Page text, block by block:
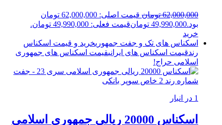
62,000,000 تومان
قیمت اصلی: 62,000,000 تومان
بود.49,990,000 تومانقیمت فعلی: 49,990,000 تومان.
خرید
اسکناس های تک و جفت جمهوریخرید و قیمت اسکناس
رندقیمت اسکناس های ایرانیقیمت اسکناس های جمهوری
اسلامی حراج!
1 در انبار
اسکناس 20000 ریالی جمهوری اسلامی